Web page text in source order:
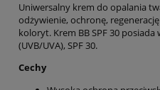
Uniwersalny krem do opalania
odżywienie, ochronę,
koloryt. Krem BB SPF 30
(UVB/UVA), SPF 30.
Cechy